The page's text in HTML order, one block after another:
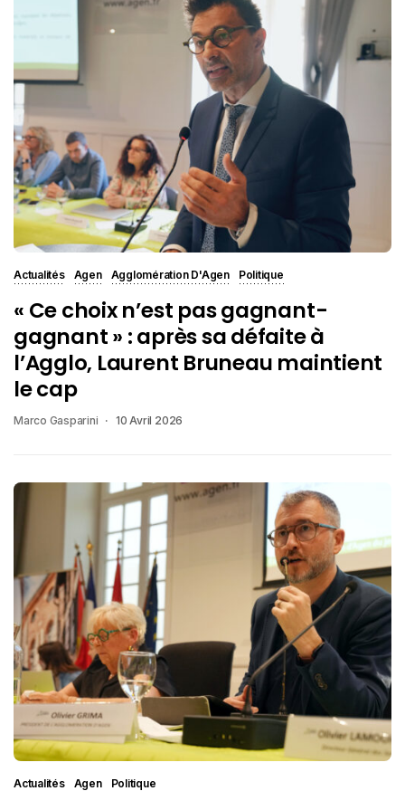
Actualités Agen Agglomération D'Agen Politique
« Ce choix n’est pas gagnant-
gagnant » : après sa défaite à
l’Agglo, Laurent Bruneau maintient
le cap
Marco Gasparini 10 Avril 2026
Actualités Agen Politique